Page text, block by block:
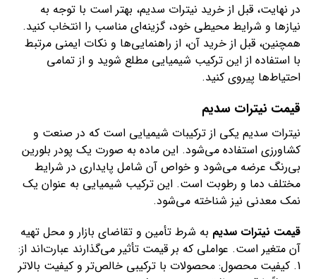
در نهایت، قبل از خرید نیترات سدیم، بهتر است با توجه به
نیازها و شرایط محیطی خود، گزینه‌ای مناسب را انتخاب کنید.
همچنین، قبل از خرید آن، از راهنمایی‌ها و نکات ایمنی مرتبط
با استفاده از این ترکیب شیمیایی مطلع شوید و از تمامی
احتیاط‌ها پیروی کنید.
قیمت نیترات سدیم
نیترات سدیم یکی از ترکیبات شیمیایی است که در صنعت و
کشاورزی استفاده می‌شود. این ماده به صورت یک پودر بلورین
بی‌رنگ عرضه می‌شود و خواص آن شامل پایداری در شرایط
مختلف دما و رطوبت است. این ترکیب شیمیایی به عنوان یک
نمک معدنی نیز شناخته می‌شود.
قیمت نیترات سدیم به شرط تأمین و تقاضای بازار و محل تهیه
آن متغیر است. عواملی که بر قیمت تأثیر می‌گذارند عبارت‌اند از:
1. کیفیت محصول: محصولات با ترکیبی خالص‌تر و کیفیت بالاتر